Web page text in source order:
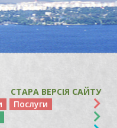
СТАРА ВЕРСІЯ САЙТУ
Послуги